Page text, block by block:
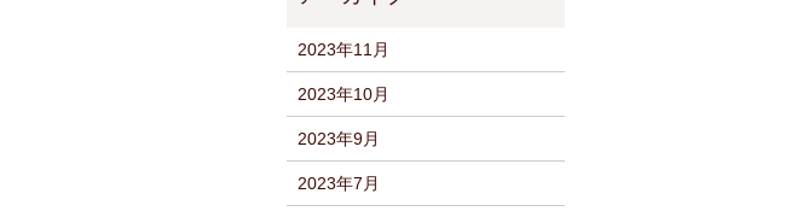
2023年11月
2023年10月
2023年9月
2023年7月